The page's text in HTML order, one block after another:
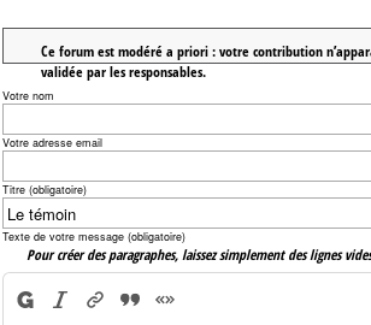
Ce forum est modéré a priori : votre contribution
validée par les responsables.
Votre nom
Votre adresse email
Titre (obligatoire)
Texte de votre message (obligatoire)
Pour créer des paragraphes, laissez simplement des lignes